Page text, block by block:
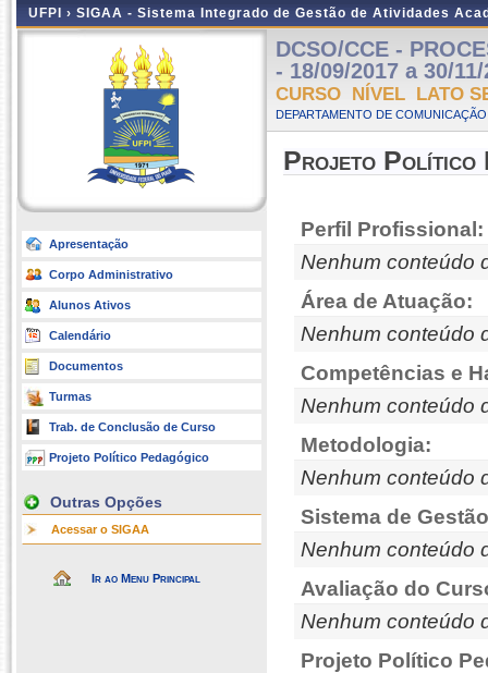
UFPI › SIGAA - Sistema Integrado de Gestão de Atividades
Apresentação
Corpo Administrativo
Alunos Ativos
Calendário
Documentos
Turmas
Trab. de Conclusão de Curso
Projeto Político Pedagógico
Outras Opções
Acessar o SIGAA
Ir ao Menu Principal
DCSO/CCE -
- 18/09/2017 a 30/11/
CURSO NÍVEL LATO
DEPARTAMENTO DE
Projeto Político
Perfil Profissional:
Nenhum conteúdo
Área de Atuação:
Nenhum conteúdo
Competências e
Nenhum conteúdo
Metodologia:
Nenhum conteúdo
Sistema de
Nenhum conteúdo
Avaliação do
Nenhum conteúdo
Projeto Político